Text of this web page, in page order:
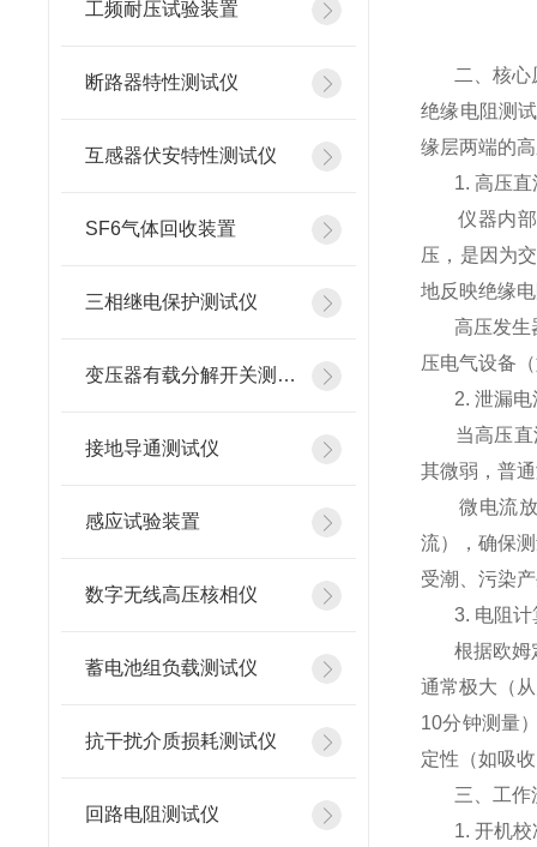
工频耐压试验装置
断路器特性测试仪
互感器伏安特性测试仪
SF6气体回收装置
三相继电保护测试仪
变压器有载分解开关测试仪
接地导通测试仪
感应试验装置
数字无线高压核相仪
蓄电池组负载测试仪
抗干扰介质损耗测试仪
回路电阻测试仪
二、核心
绝缘电阻测
缘层两端的
1. 高压直
仪器内部
压，是因为
地反映绝缘
高压发生器
压电气设备
2. 泄漏电
当高压直流
其微弱，普
微电流放
流），确保
受潮、污染
3. 电阻计
根据欧姆定
通常极大（
10分钟测量
定性（如吸
三、工作流
1. 开机校准